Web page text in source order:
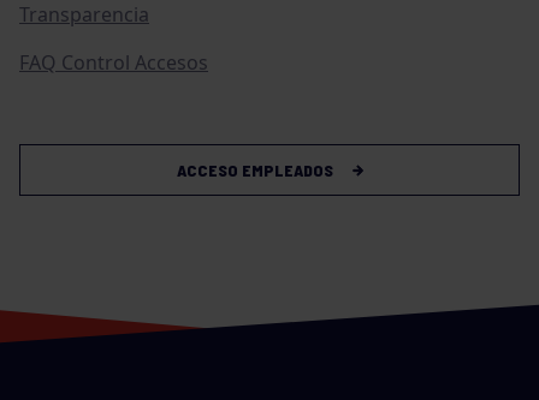
Transparencia
FAQ Control Accesos
ACCESO EMPLEADOS